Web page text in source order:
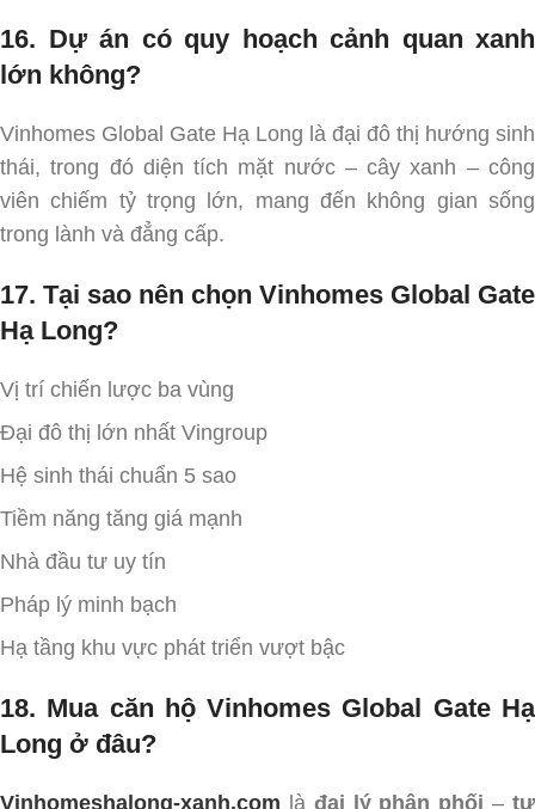
16. Dự án có quy hoạch cảnh quan xanh
lớn không?
Vinhomes Global Gate Hạ Long là đại đô thị hướng sinh
thái, trong đó diện tích mặt nước – cây xanh – công
viên chiếm tỷ trọng lớn, mang đến không gian sống
trong lành và đẳng cấp.
17. Tại sao nên chọn Vinhomes Global Gate
Hạ Long?
Vị trí chiến lược ba vùng
Đại đô thị lớn nhất Vingroup
Hệ sinh thái chuẩn 5 sao
Tiềm năng tăng giá mạnh
Nhà đầu tư uy tín
Pháp lý minh bạch
Hạ tầng khu vực phát triển vượt bậc
18. Mua căn hộ Vinhomes Global Gate Hạ
Long ở đâu?
Vinhomeshalong-xanh.com là đại lý phân phối –tư